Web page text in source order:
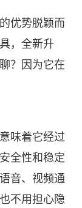
优势脱颖而
，全新升
？因为它在
味着它经过
全性和稳定
音、视频通
不用担心隐